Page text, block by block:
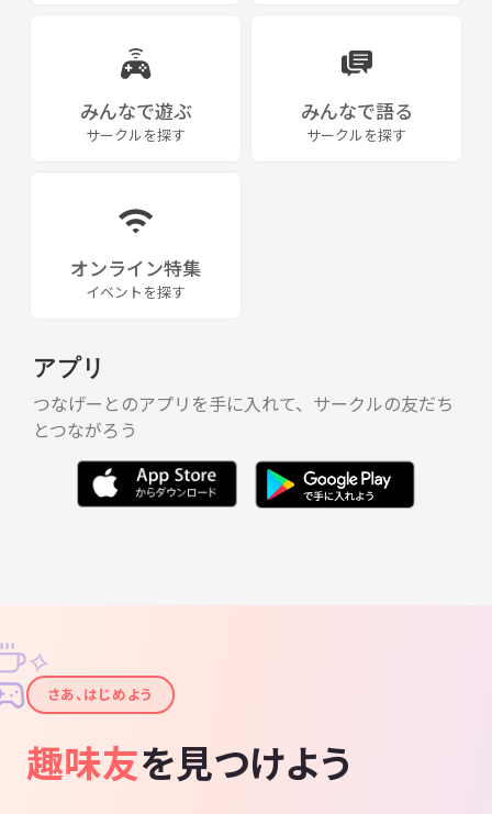
みんなで遊ぶ
サークルを探す
みんなで語る
サークルを探す
オンライン特集
イベントを探す
アプリ
つなげーとのアプリを手に入れて、サークルの友だち
とつながろう
✦
✧
さあ、はじめよう
趣味友を見つけよう